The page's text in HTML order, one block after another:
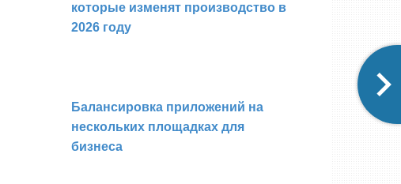
которые изменят производство в
2026 году
Балансировка приложений на
нескольких площадках для
бизнеса